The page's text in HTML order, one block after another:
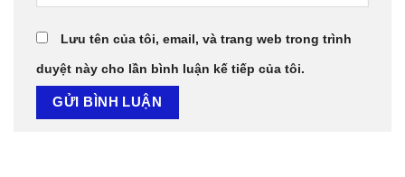
Lưu tên của tôi, email, và trang web trong trình
duyệt này cho lần bình luận kế tiếp của tôi.